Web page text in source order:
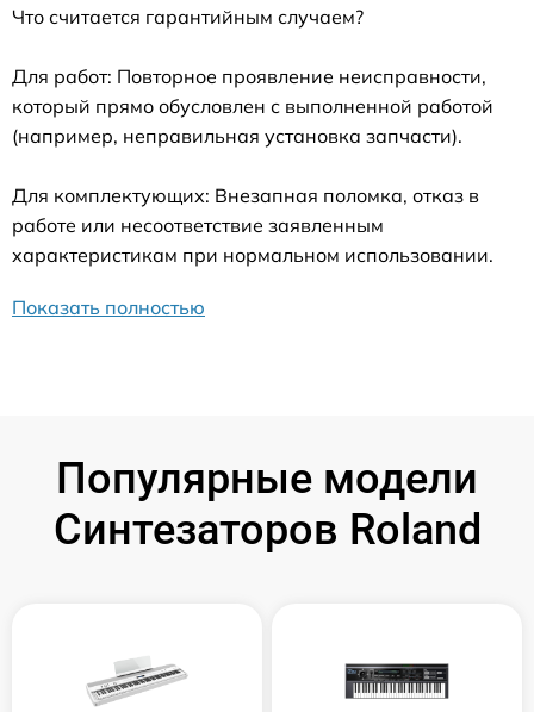
Что считается гарантийным случаем?
Для работ: Повторное проявление неисправности,
который прямо обусловлен с выполненной работой
(например, неправильная установка запчасти).
Для комплектующих: Внезапная поломка, отказ в
работе или несоответствие заявленным
характеристикам при нормальном использовании.
Показать полностью
Популярные модели
Синтезаторов Roland